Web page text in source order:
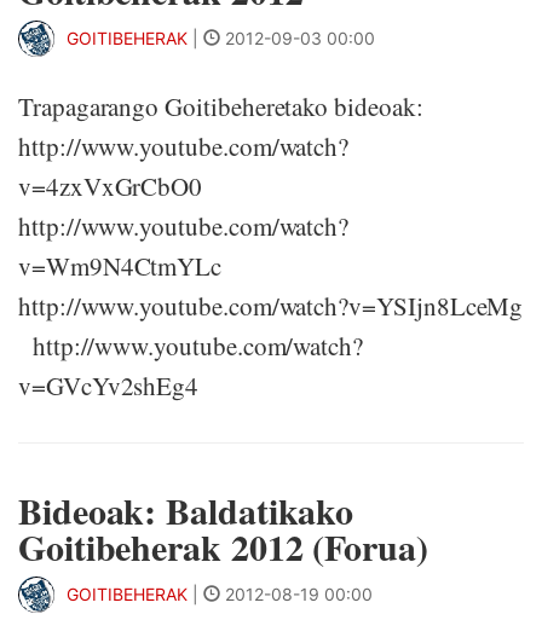
GOITIBEHERAK 2012-09-03 00:00
Trapagarango Goitibeheretako bideoak:
http://www.youtube.com/watch?
v=4zxVxGrCbO0
http://www.youtube.com/watch?
v=Wm9N4CtmYLc
http://www.youtube.com/watch?v=YSIjn8LceMg
http://www.youtube.com/watch?
v=GVcYv2shEg4
Bideoak: Baldatikako
Goitibeherak 2012 (Forua)
GOITIBEHERAK 2012-08-19 00:00